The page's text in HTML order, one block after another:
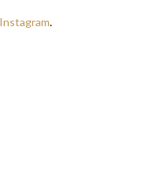
Instagram.